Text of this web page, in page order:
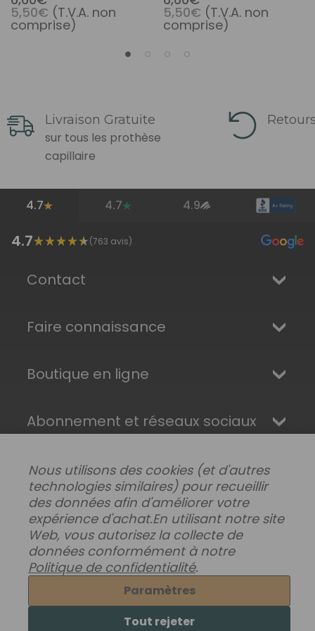
Strip 36 Pc/bag
5,50€ (T.V.A. non
comprise)
36 Pc/bag
5,50€ (T.V.A. non
comprise)
Livraison Gratuite
sur tous les prothèse
capillaire
4.7 4.7 4.9
4.7 (763 avis)
Contact
Faire connaissance
Boutique en ligne
Abonnement et réseaux sociaux
© 2026 Superhairpieces.fr
Modifier les préférences de données |
Livraisons, retours et garantie | Confidentialité
Conditions générales
Nous utilisons des cookies (et d'autres
technologies similaires) pour recueillir
des données afin d'améliorer votre
expérience d'achat.En utilisant notre site
Web, vous autorisez la collecte de
données conformément à notre
Politique de confidentialité.
Paramètres
Tout rejeter